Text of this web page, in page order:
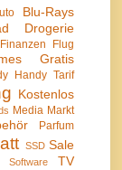
Blu-Rays
Drogerie
Finanzen Flug
Gratis
Handy Tarif
Kostenlos
Media Markt
Parfum
SSD Sale
Software
TV